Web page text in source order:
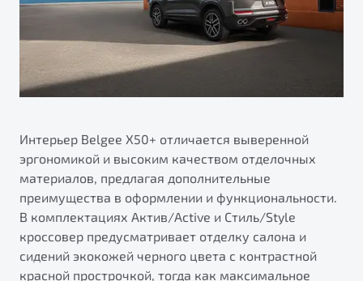
Интерьер Belgee X50+ отличается выверенной
эргономикой и высоким качеством отделочных
материалов, предлагая дополнительные
преимущества в оформлении и функциональности.
В комплектациях Актив/Active и Стиль/Style
кроссовер предусматривает отделку салона и
сидений экокожей черного цвета с контрастной
красной прострочкой, тогда как максимальное